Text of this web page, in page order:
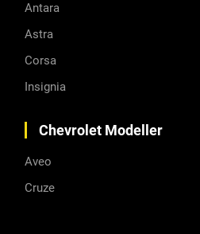
Antara
Astra
Corsa
Insignia
Chevrolet Modeller
Aveo
Cruze